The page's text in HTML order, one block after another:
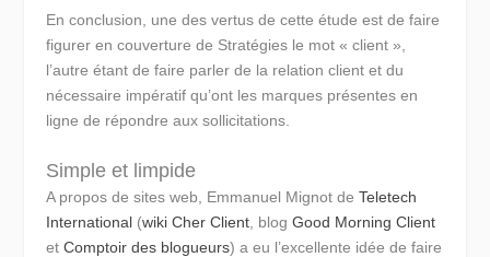
En conclusion, une des vertus de cette étude est de faire
figurer en couverture de Stratégies le mot « client »,
l’autre étant de faire parler de la relation client et du
nécessaire impératif qu’ont les marques présentes en
ligne de répondre aux sollicitations.
Simple et limpide
A propos de sites web, Emmanuel Mignot deTeletech
International (wiki Cher Client , blogGood Morning Client
etComptoir des blogueurs) a eu l’excellente idée de faire